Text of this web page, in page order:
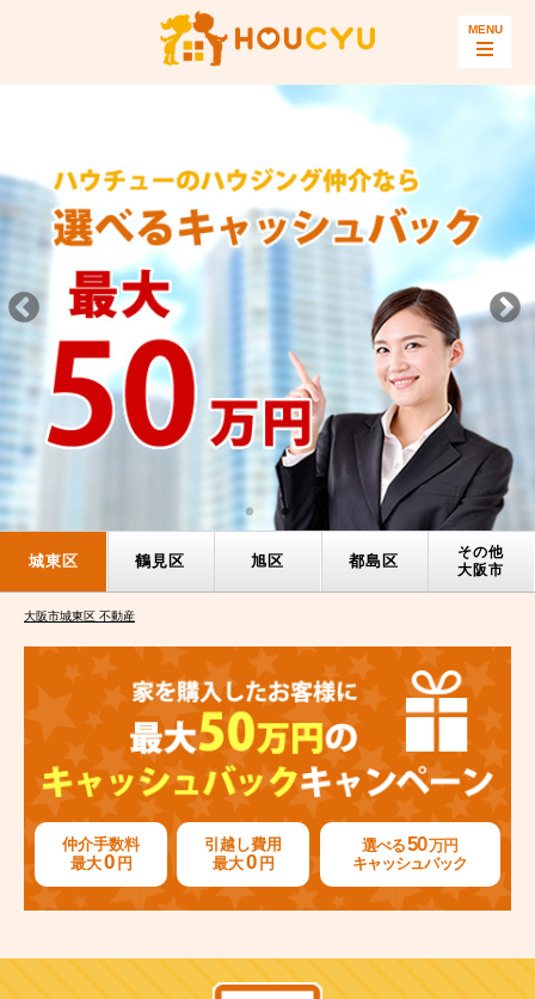
城東区 鶴見区 旭区 都島区
その他
大阪市
大阪市城東区 不動産
仲介手数料
最大0 円
引越し費用
最大0 円
選べる50万円
キャッシュバック